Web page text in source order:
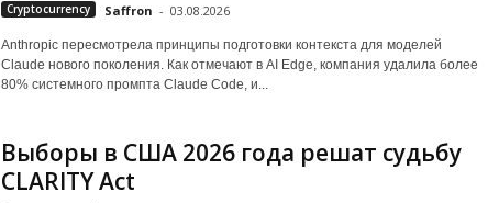
Cryptocurrency Saffron - 03.08.2026
Anthropic пересмотрела принципы подготовки контекста для моделей
Claude нового поколения. Как отмечают в AI Edge, компания удалила более
80% системного промпта Claude Code, и...
Выборы в США 2026 года решат судьбу
CLARITY Act